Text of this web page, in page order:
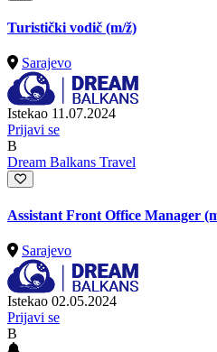
Turistički vodič (m/ž)
Sarajevo
Istekao 11.07.2024
Prijavi se
B
Dream Balkans Travel
Assistant Front Office Manager
Sarajevo
Istekao 02.05.2024
Prijavi se
B